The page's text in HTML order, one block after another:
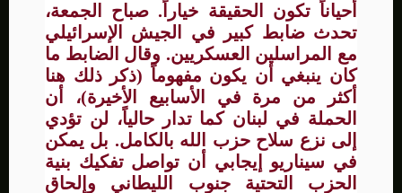
أحياناً تكون الحقيقة خياراً. صباح الجمعة،
تحدث ضابط كبير في الجيش الإسرائيلي
مع المراسلين العسكريين. وقال الضابط ما
كان ينبغي أن يكون مفهوماً (ذكر ذلك هنا
أكثر من مرة في الأسابيع الأخيرة)، أن
الحملة في لبنان كما تدار حالياً، لن تؤدي
إلى نزع سلاح حزب الله بالكامل. بل يمكن
في سيناريو إيجابي أن تواصل تفكيك بنية
الحزب التحتية جنوب الليطاني وإلحاق